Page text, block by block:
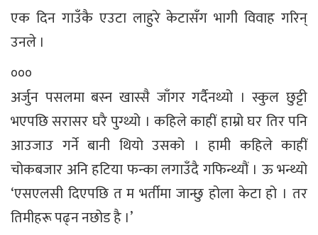
एक दिन गाउँकै एउटा लाहुरे केटासँग भागी विवाह गरिन्
उनले ।
०००
अर्जुन पसलमा बस्न खास्सै जाँगर गर्दैनथ्यो । स्कुल छुट्टी
भएपछि सरासर घरै पुग्थ्यो । कहिले काहीं हाम्रो घर तिर पनि
आउजाउ गर्ने बानी थियो उसको । हामी कहिले काहीं
चोकबजार अनि हटिया फन्का लगाउँदै गफिन्थ्यौं । ऊ भन्थ्यो
‘एसएलसी दिएपछि त म भर्तीमा जान्छु होला केटा हो । तर
तिमीहरू पढ्न नछोड है ।’